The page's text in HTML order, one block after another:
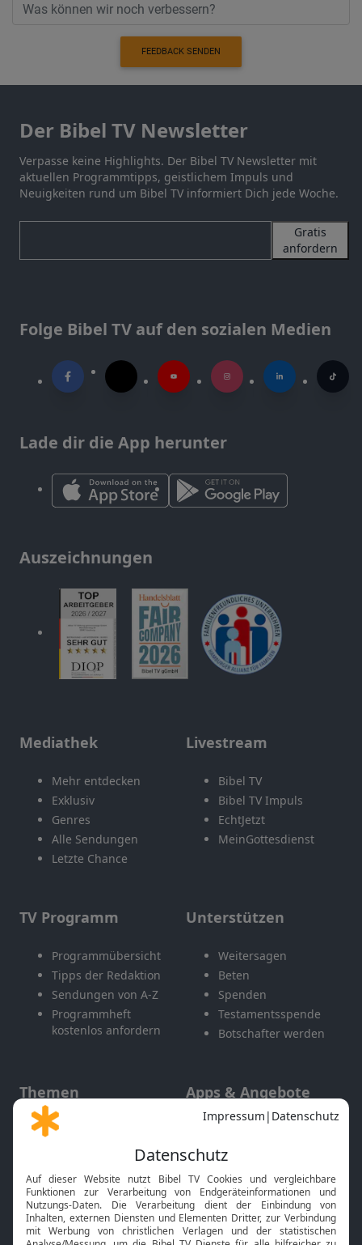
FEEDBACK SENDEN
Der Bibel TV Newsletter
Verpasse keine Highlights. Der Bibel TV Newsletter mit
aktuellen Programmtipps, geistlichem Impuls und
Neuigkeiten rund um Bibel TV informiert Dich jede Woche.
Gratis
anfordern
Folge Bibel TV auf den sozialen Medien
Lade dir die App herunter
Auszeichnungen
Mediathek
Mehr entdecken
Exklusiv
Genres
Alle Sendungen
Letzte Chance
Livestream
Bibel TV
Bibel TV Impuls
EchtJetzt
MeinGottesdienst
TV Programm
Programmübersicht
Tipps der Redaktion
Sendungen von A-Z
Programmheft
kostenlos anfordern
Unterstützen
Weitersagen
Beten
Spenden
Testamentsspende
Botschafter werden
Themen
Gott und Bibel erklärt
Neuigkeiten
Apps & Angebote
Mobile App
Smart TV
HbbTV
Bibelthek Online-Bibel